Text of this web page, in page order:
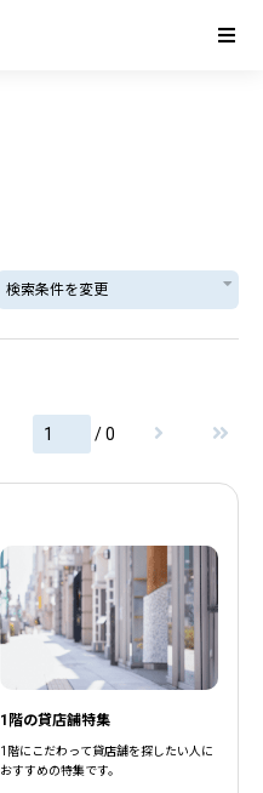
検索条件を変更
/ 0
1階の貸店舗特集
1階にこだわって貸店舗を探したい人に
おすすめの特集です。